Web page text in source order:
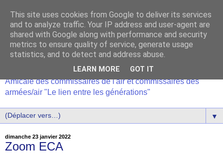
Amicale des commissaires de l'air et commissaires des
armées/air "Le lien entre les générations"
▼
dimanche 23 janvier 2022
Zoom ECA
This site uses cookies from Google to deliver its services
and to analyze traffic. Your IP address and user-agent are
shared with Google along with performance and security
metrics to ensure quality of service, generate usage
statistics, and to detect and address abuse.
LEARN MORE GOT IT